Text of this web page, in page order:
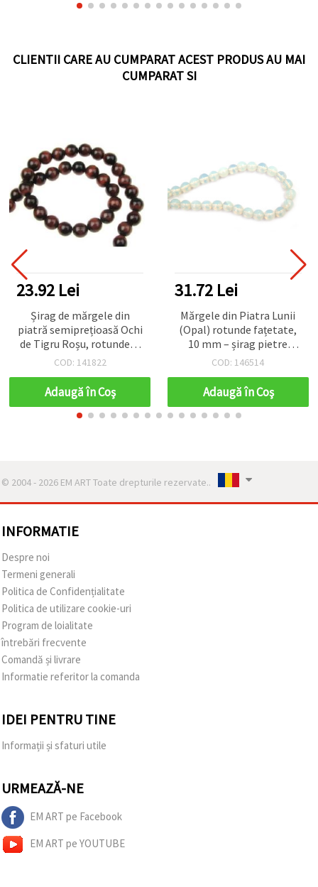
CLIENTII CARE AU CUMPARAT ACEST PRODUS AU MAI
CUMPARAT SI
23.92 Lei
Șirag de mărgele din
piatră semiprețioasă Ochi
de Tigru Roșu, rotunde, 6
mm, ~68 buc, pentru
COD: 141822
Adaugă în Coş
31.72 Lei
Mărgele din Piatra Lunii
(Opal) rotunde fațetate,
10 mm – șirag pietre
semiprețioase, aprox. 37
handmade, brățări, coliere
și proiecte DIY
COD: 146514
Adaugă în Coş
© 2004 - 2026 EM ART Toate drepturile rezervate..
INFORMATIE
Despre noi
Termeni generali
Politica de Confidențialitate
Politica de utilizare cookie-uri
Program de loialitate
întrebări frecvente
Comandă și livrare
Informatie referitor la comanda
IDEI PENTRU TINE
Informații și sfaturi utile
URMEAZĂ-NE
EM ART pe Facebook
EM ART pe YOUTUBE